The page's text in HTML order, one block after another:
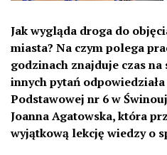
Jak wygląda droga do
miasta? Na czym polega
godzinach znajduje czas
innych pytań
Podstawowej nr 6 w
Joanna Agatowska, która
wyjątkową lekcję wiedzy o